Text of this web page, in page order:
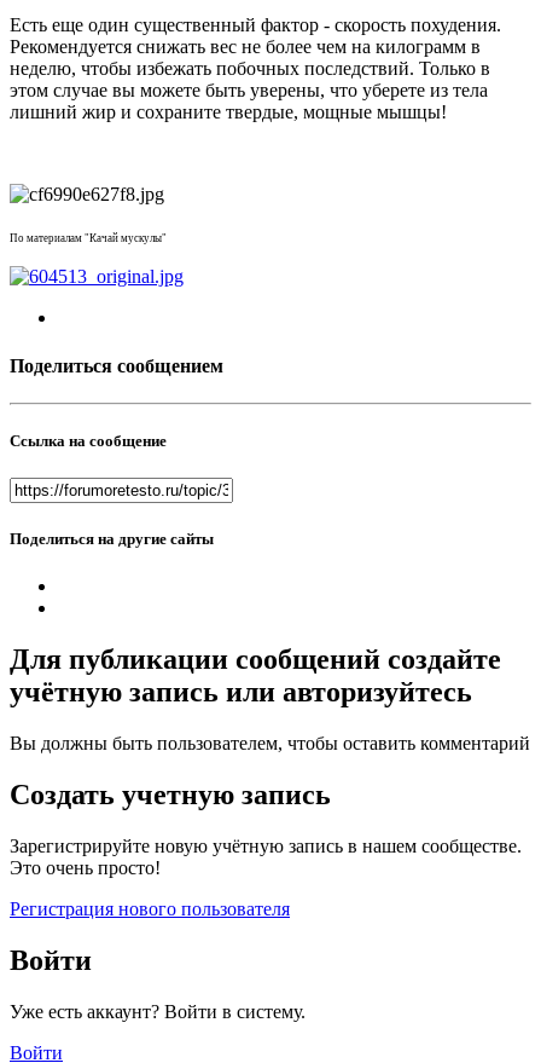
Есть еще один существенный фактор - скорость похудения.
Рекомендуется снижать вес не более чем на килограмм в
неделю, чтобы избежать побочных последствий. Только в
этом случае вы можете быть уверены, что уберете из тела
лишний жир и сохраните твердые, мощные мышцы!
По материалам "Качай мускулы"
Поделиться сообщением
Ссылка на сообщение
Поделиться на другие сайты
Для публикации сообщений создайте
учётную запись или авторизуйтесь
Вы должны быть пользователем, чтобы оставить комментарий
Создать учетную запись
Зарегистрируйте новую учётную запись в нашем сообществе.
Это очень просто!
Регистрация нового пользователя
Войти
Уже есть аккаунт? Войти в систему.
Войти